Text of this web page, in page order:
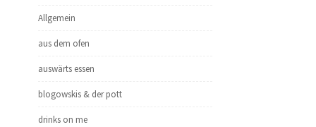
Allgemein
aus dem ofen
auswärts essen
blogowskis & der pott
drinks on me